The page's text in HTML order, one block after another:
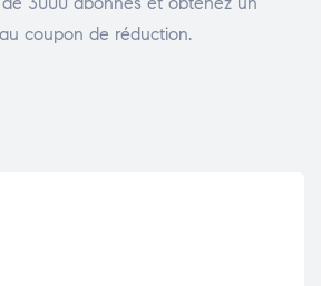
coupon de réduction.